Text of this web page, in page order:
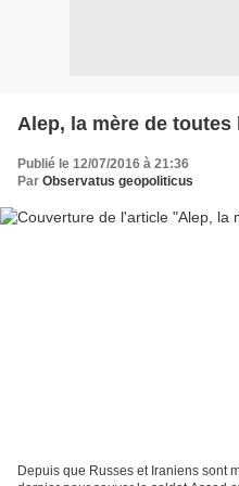
Alep, la mère de
Publié le 12/07/2016 à 21:36
Par Observatus geopoliticus
Depuis que Russes et Iraniens sont